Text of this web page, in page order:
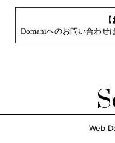
Domaniへのお問い合わせ
Web